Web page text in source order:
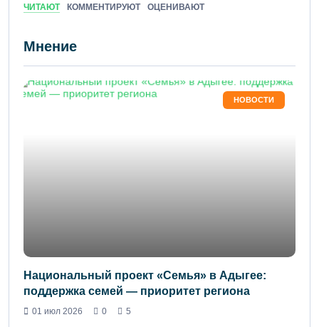
ЧИТАЮТ КОММЕНТИРУЮТ ОЦЕНИВАЮТ
Мнение
НОВОСТИ
Национальный проект «Семья» в Адыгее:
поддержка семей — приоритет региона
01 июл 2026 0 5